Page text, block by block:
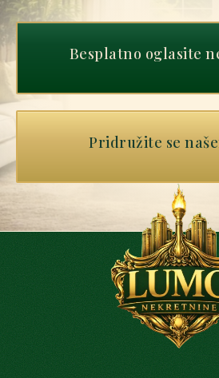
Besplatno oglasite
Pridružite se